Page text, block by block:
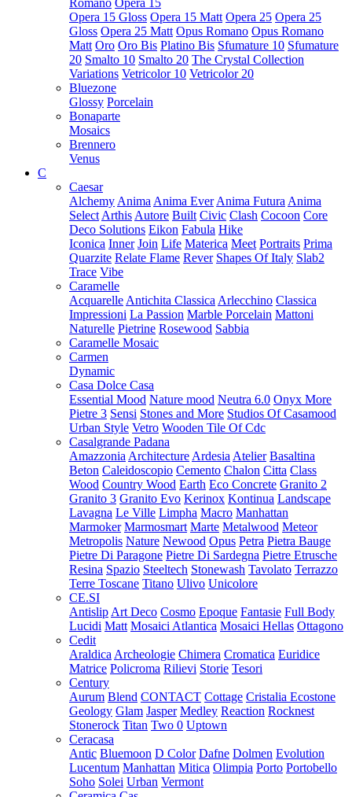
Romano Opera 15
Opera 15 Gloss Opera 15 Matt Opera 25 Opera 25
Gloss Opera 25 Matt Opus Romano Opus Romano
Matt Oro Oro Bis Platino Bis Sfumature 10 Sfumature
20 Smalto 10 Smalto 20 The Crystal Collection
Variations Vetricolor 10 Vetricolor 20
Bluezone
Glossy Porcelain
Bonaparte
Mosaics
Brennero
Venus
C
Caesar
Alchemy Anima Anima Ever Anima Futura Anima
Select Arthis Autore Built Civic Clash Cocoon Core
Deco Solutions Eikon Fabula Hike
Iconica Inner Join Life Materica Meet Portraits Prima
Quarzite Relate Flame Rever Shapes Of Italy Slab2
Trace Vibe
Caramelle
Acquarelle Antichita Classica Arlecchino Classica
Impressioni La Passion Marble Porcelain Mattoni
Naturelle Pietrine Rosewood Sabbia
Caramelle Mosaic
Carmen
Dynamic
Casa Dolce Casa
Essential Mood Nature mood Neutra 6.0 Onyx More
Pietre 3 Sensi Stones and More Studios Of Casamood
Urban Style Vetro Wooden Tile Of Cdc
Casalgrande Padana
Amazzonia Architecture Ardesia Atelier Basaltina
Beton Caleidoscopio Cemento Chalon Citta Class
Wood Country Wood Earth Eco Concrete Granito 2
Granito 3 Granito Evo Kerinox Kontinua Landscape
Lavagna Le Ville Limpha Macro Manhattan
Marmoker Marmosmart Marte Metalwood Meteor
Metropolis Nature Newood Opus Petra Pietra Bauge
Pietre Di Paragone Pietre Di Sardegna Pietre Etrusche
Resina Spazio Steeltech Stonewash Tavolato Terrazzo
Terre Toscane Titano Ulivo Unicolore
CE.SI
Antislip Art Deco Cosmo Epoque Fantasie Full Body
Lucidi Matt Mosaici Atlantica Mosaici Hellas Ottagono
Cedit
Araldica Archeologie Chimera Cromatica Euridice
Matrice Policroma Rilievi Storie Tesori
Century
Aurum Blend CONTACT Cottage Cristalia Ecostone
Geology Glam Jasper Medley Reaction Rocknest
Stonerock Titan Two 0 Uptown
Ceracasa
Antic Bluemoon D Color Dafne Dolmen Evolution
Lucentum Manhattan Mitica Olimpia Porto Portobello
Soho Solei Urban Vermont